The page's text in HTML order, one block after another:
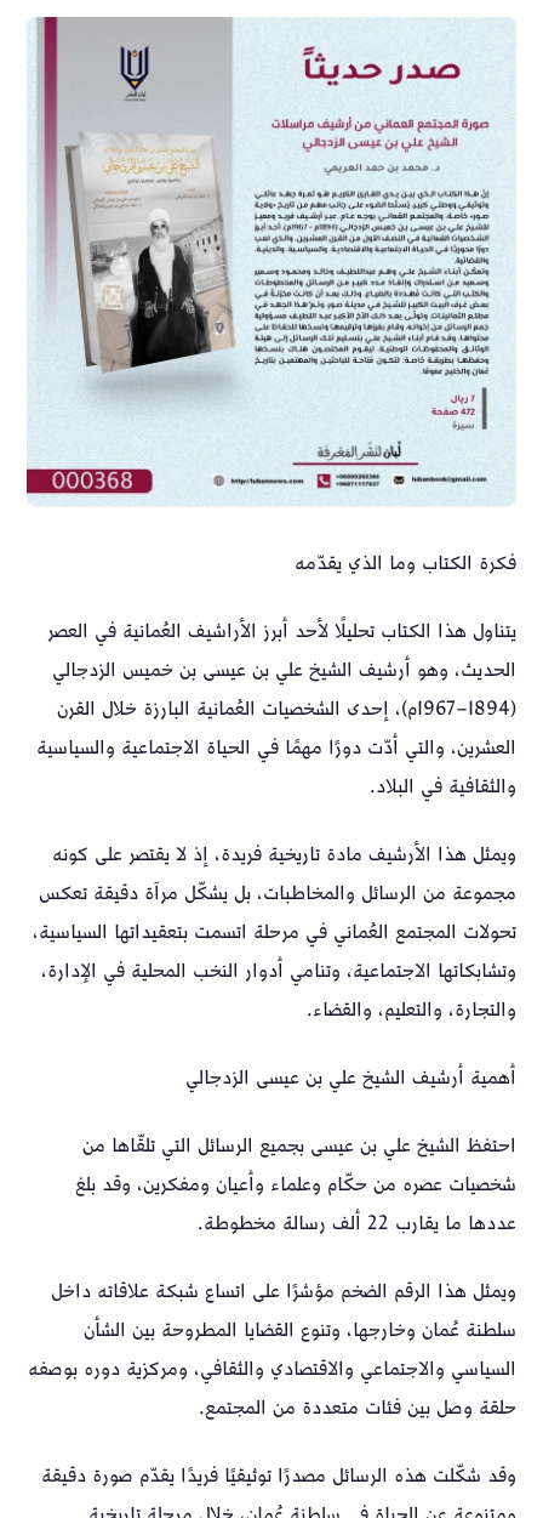
فكرة الكتاب وما الذي يقدّمه
يتناول هذا الكتاب تحليلًا لأحد أبرز الأراشيف العُمانية في العصر
الحديث، وهو أرشيف الشيخ علي بن عيسى بن خميس الزدجالي
(1894–1967م)، إحدى الشخصيات العُمانية البارزة خلال القرن
العشرين، والتي أدّت دورًا مهمًا في الحياة الاجتماعية والسياسية
والثقافية في البلاد.
ويمثل هذا الأرشيف مادة تاريخية فريدة، إذ لا يقتصر على كونه
مجموعة من الرسائل والمخاطبات، بل يشكّل مرآة دقيقة تعكس
تحولات المجتمع العُماني في مرحلة اتسمت بتعقيداتها السياسية،
وتشابكاتها الاجتماعية، وتنامي أدوار النخب المحلية في الإدارة،
والتجارة، والتعليم، والقضاء.
أهمية أرشيف الشيخ علي بن عيسى الزدجالي
احتفظ الشيخ علي بن عيسى بجميع الرسائل التي تلقّاها من
شخصيات عصره من حكّام وعلماء وأعيان ومفكرين، وقد بلغ
عددها ما يقارب 22 ألف رسالة مخطوطة.
ويمثل هذا الرقم الضخم مؤشرًا على اتساع شبكة علاقاته داخل
سلطنة عُمان وخارجها، وتنوع القضايا المطروحة بين الشأن
السياسي والاجتماعي والاقتصادي والثقافي، ومركزية دوره بوصفه
حلقة وصل بين فئات متعددة من المجتمع.
وقد شكّلت هذه الرسائل مصدرًا توثيقيًا فريدًا يقدّم صورة دقيقة